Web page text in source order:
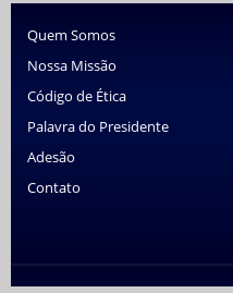
Quem Somos
Nossa Missão
Código de Ética
Palavra do Presidente
Adesão
Contato